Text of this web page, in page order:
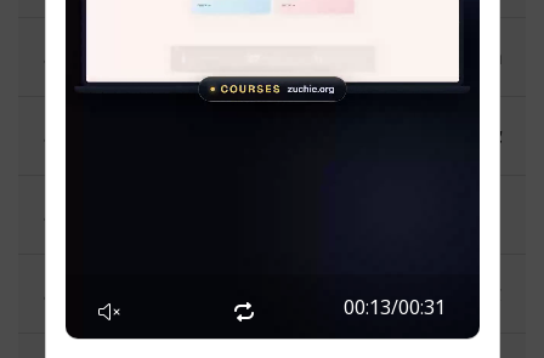
חצי שיעור - הרב שאול קליין
צוויי אידן - דריי דעות
אויפן גאס מיט ר' חיים
00:14/00:31